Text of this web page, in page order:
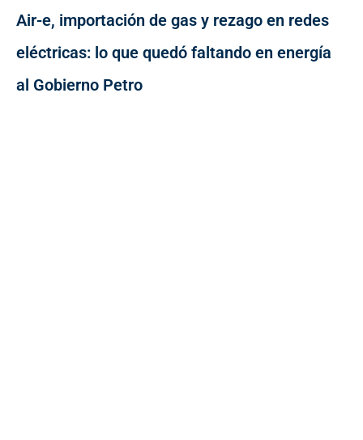
Air-e, importación de gas y rezago en redes
eléctricas: lo que quedó faltando en energía
al Gobierno Petro